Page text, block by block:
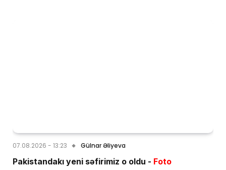
07.08.2026 - 13:23 Gülnar Əliyeva
Pakistandakı yeni səfirimiz o oldu - Foto